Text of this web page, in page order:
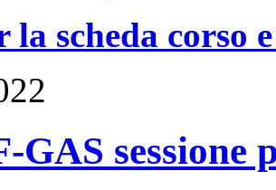
scheda corso
GAS sessione